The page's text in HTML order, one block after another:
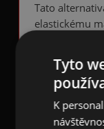
Tato
elastickému
Kšandy mají
a vzadu s 1
Vyrobeno v
Složení:
Tyto
K